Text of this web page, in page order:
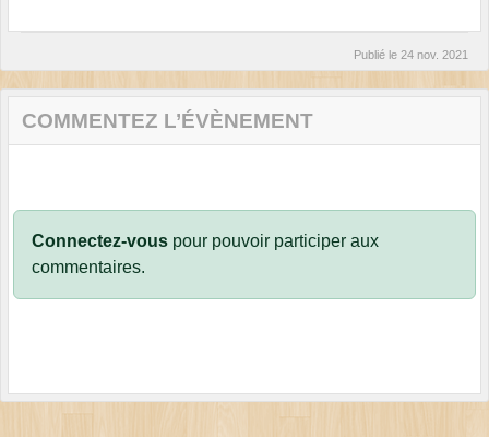
Publié le 24 nov. 2021
COMMENTEZ L’ÉVÈNEMENT
Connectez-vous pour pouvoir participer aux
commentaires.